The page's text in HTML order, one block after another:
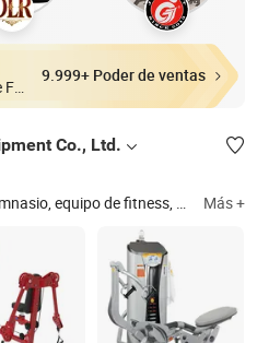
en Equipo de Entrenamiento de Fuerza
9.999+ Poder de ventas
Co., Ltd.
para niños, bicicleta de spinning, cinta de correr comercial, equipo de gimnasio multifuncional, equipo de pilates, equipo de crossfit, accesorio de fitness Más +